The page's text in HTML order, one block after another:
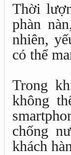
Thời
phàn
nhiên,
có thể
Trong
không
chống
khách